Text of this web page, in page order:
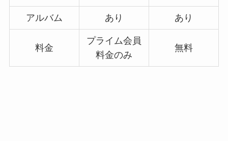
アルバム あり あり
料金
プライム会員
料金のみ
無料